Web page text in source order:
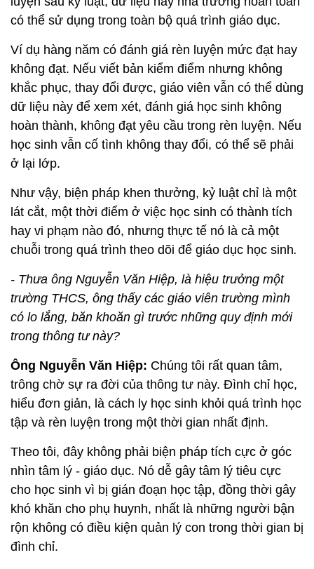
có thể sử dụng trong toàn bộ quá trình giáo dục.
Ví dụ hàng năm có đánh giá rèn luyện mức đạt hay
không đạt. Nếu viết bản kiểm điểm nhưng không
khắc phục, thay đổi được, giáo viên vẫn có thể dùng
dữ liệu này để xem xét, đánh giá học sinh không
hoàn thành, không đạt yêu cầu trong rèn luyện. Nếu
học sinh vẫn cố tình không thay đổi, có thể sẽ phải
ở lại lớp.
Như vậy, biện pháp khen thưởng, kỷ luật chỉ là một
lát cắt, một thời điểm ở việc học sinh có thành tích
hay vi phạm nào đó, nhưng thực tế nó là cả một
chuỗi trong quá trình theo dõi để giáo dục học sinh.
- Thưa ông Nguyễn Văn Hiệp, là hiệu trưởng một
trường THCS, ông thấy các giáo viên trường mình
có lo lắng, băn khoăn gì trước những quy định mới
trong thông tư này?
Ông Nguyễn Văn Hiệp: Chúng tôi rất quan tâm,
trông chờ sự ra đời của thông tư này. Đình chỉ học,
hiểu đơn giản, là cách ly học sinh khỏi quá trình học
tập và rèn luyện trong một thời gian nhất định.
Theo tôi, đây không phải biện pháp tích cực ở góc
nhìn tâm lý - giáo dục. Nó dễ gây tâm lý tiêu cực
cho học sinh vì bị gián đoạn học tập, đồng thời gây
khó khăn cho phụ huynh, nhất là những người bận
rộn không có điều kiện quản lý con trong thời gian bị
đình chỉ.